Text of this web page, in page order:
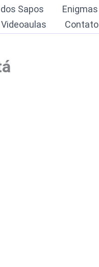
Sapos Enigmas
Videoaulas Contato